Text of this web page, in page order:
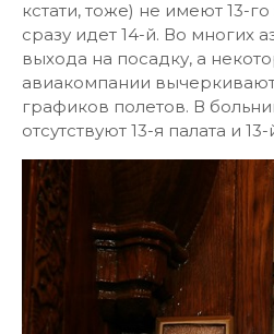
кстати, тоже) не имеют 13-
сразу идет 14-й. Во многих
выхода на посадку, а
авиакомпании
графиков полетов. В
отсутствуют 13-я палата и